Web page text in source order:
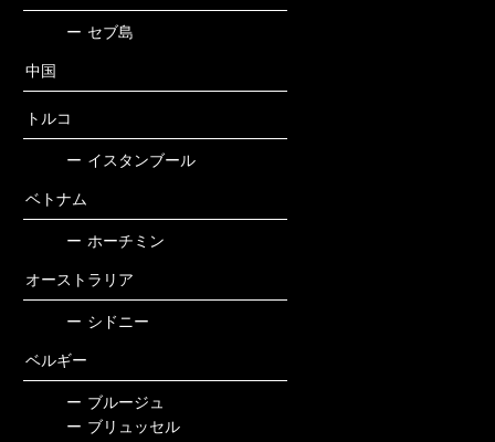
ー セブ島
中国
トルコ
ー イスタンブール
ベトナム
ー ホーチミン
オーストラリア
ー シドニー
ベルギー
ー ブルージュ
ー ブリュッセル